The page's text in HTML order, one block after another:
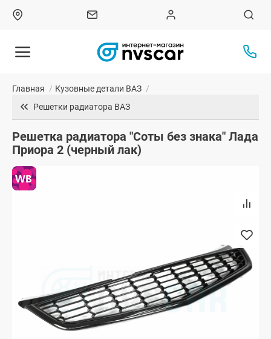
Главная / Кузовные детали ВАЗ /
Решетки радиатора ВАЗ
Решетка радиатора "Соты без знака" Лада
Приора 2 (черный лак)